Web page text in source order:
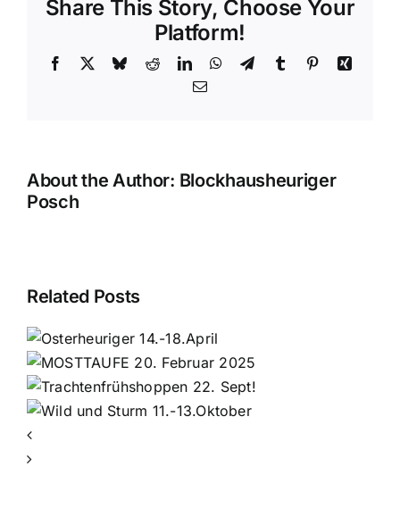
Share This Story, Choose Your
Platform!
Facebook BlueskyRedditLinkedInWhatsApp
TelegramTumblr PinterestXing
Email
About the Author: Blockhausheuriger
Posch
Related Posts